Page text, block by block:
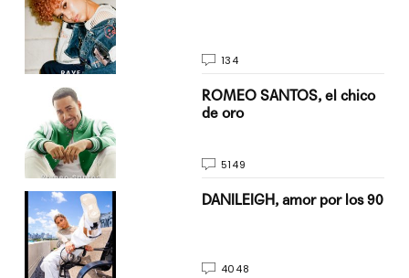
134
ROMEO SANTOS, el chico
de oro
5149
DANILEIGH, amor por los 90
4048